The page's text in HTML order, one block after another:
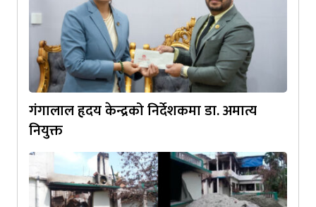
गंगालाल हृदय केन्द्रको निर्देशकमा डा. अमात्य
नियुक्त